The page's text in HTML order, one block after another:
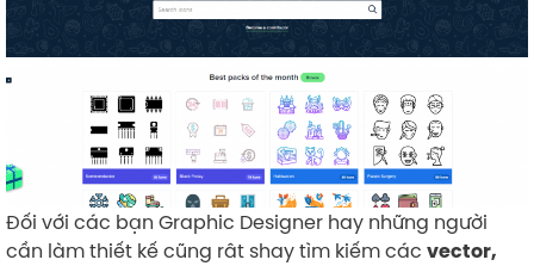
Đối với các bạn Graphic Designer hay những người
cần làm thiết kế cũng rât shay tìm kiếm các vector,